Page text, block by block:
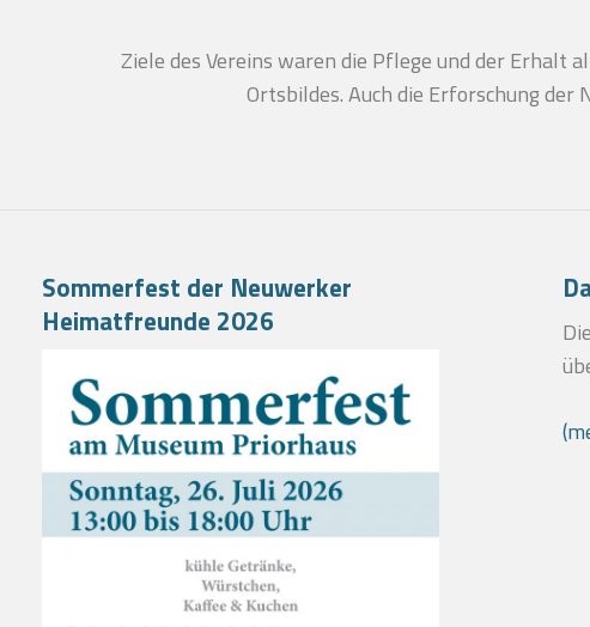
Ziele des Vereins waren die Pflege und der Erhalt
Ortsbildes. Auch die Erforschung
Sommerfest der Neuwerker
Heimatfreunde 2026